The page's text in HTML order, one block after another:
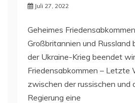
Juli 27, 2022
Geheimes
Großbritannien und Russland
der Ukraine-Krieg beendet
Friedensabkommen – Letzte
zwischen der russischen und
Regierung eine